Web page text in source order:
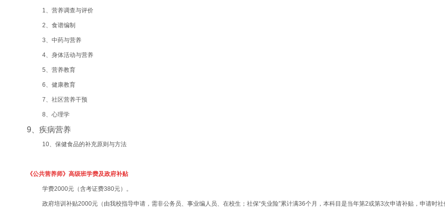
1、营养调查与评价
2、食谱编制
3、中药与营养
4、身体活动与营养
5、营养教育
6、健康教育
7、社区营养干预
8、心理学
9、疾病营养
10、保健食品的补充原则与方法
《公共营养师》高级班学费及政府补贴
学费2000元（含考证费380元）。
政府培训补贴2000元（由我校指导申请，需非公务员、事业编人员、在校生 ；社保“失业险”累计满36个月，本科目是当年第2或第3次申请补贴，申请时